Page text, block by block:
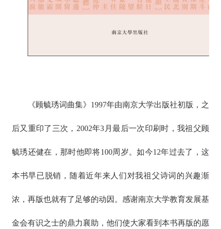
《顾毓琇词曲集》1997年由南京大学出版社初版，之
后又重印了三次，2002年3月最后一次印刷时，我祖父顾
毓琇还健在，那时他即将100周岁。如今12年过去了，这
本书早已脱销，随着近年来人们对我祖父诗词的兴趣渐
浓，再版也就有了足够的动因。感谢南京大学教育发展基
金会有识之士的鼎力襄助，他们使大家看到本书再版的愿